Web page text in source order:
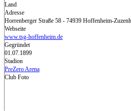
Land
Adresse
Horrenberger Straße 58 - 74939 Hoffenheim-
Webseite
www.tsg-hoffenheim.de
Gegründet
01.07.1899
Stadion
PreZero Arena
Club Foto